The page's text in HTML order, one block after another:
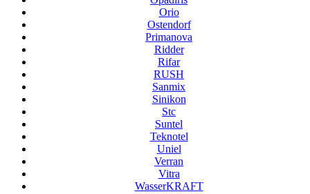
Orio
Ostendorf
Primanova
Ridder
Rifar
RUSH
Sanmix
Sinikon
Stc
Suntel
Teknotel
Uniel
Verran
Vitra
WasserKRAFT